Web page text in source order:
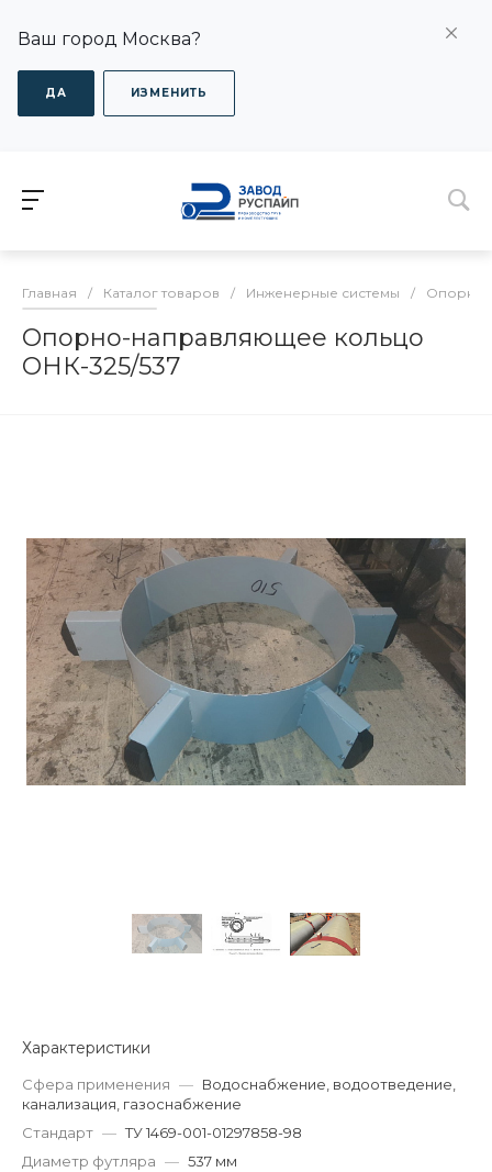
Ваш город Москва?
ДА ИЗМЕНИТЬ
Главная / Каталог товаров / Инженерные системы / Опорно-
Опорно-направляющее кольцо
ОНК-325/537
Характеристики
Сфера применения — Водоснабжение, водоотведение,
канализация, газоснабжение
Стандарт — ТУ 1469-001-01297858-98
Диаметр футляра — 537 мм